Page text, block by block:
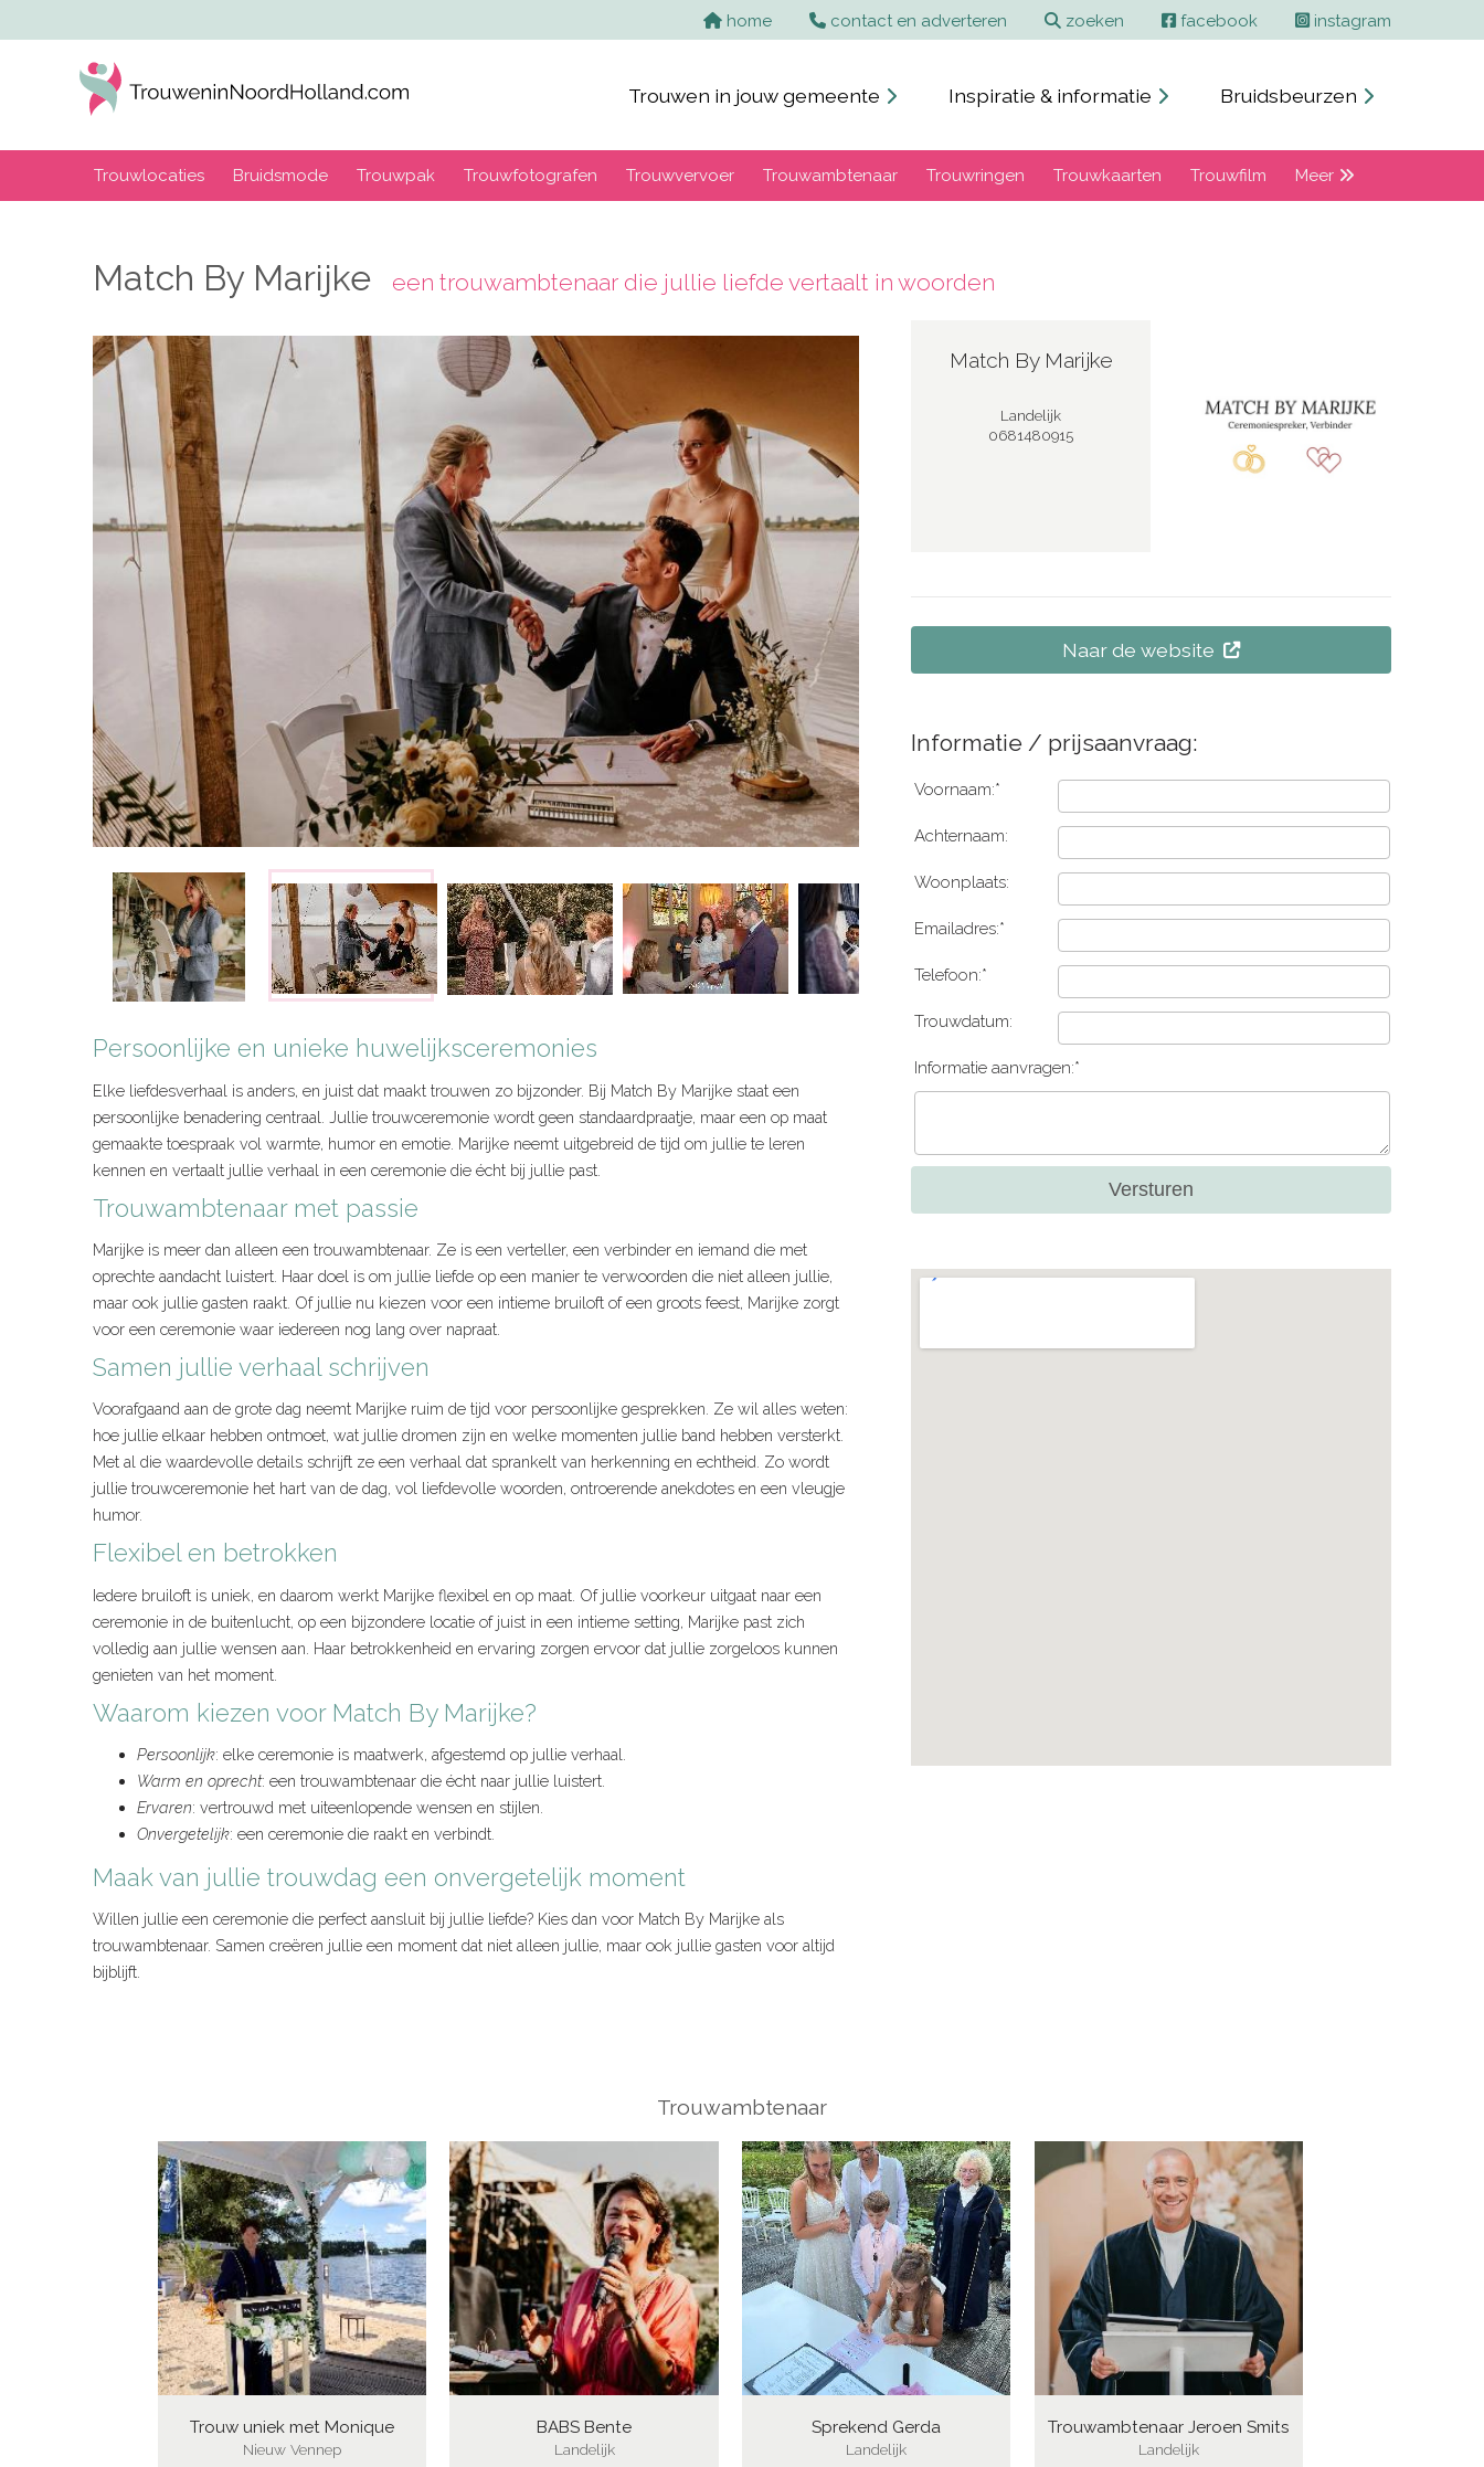
home contact en adverteren zoeken facebook instagram
Trouwen in jouw gemeente Inspiratie & informatie Bruidsbeurzen
Trouwlocaties Bruidsmode Trouwpak Trouwfotografen Trouwvervoer Trouwambtenaar Trouwringen Trouwkaarten Trouwfilm Meer
Match By Marijke een trouwambtenaar die jullie liefde vertaalt in woorden
Persoonlijke en unieke huwelijksceremonies
Elke liefdesverhaal is anders, en juist dat maakt trouwen zo bijzonder. Bij Match By Marijke staat een
persoonlijke benadering centraal. Jullie trouwceremonie wordt geen standaardpraatje, maar een op maat
gemaakte toespraak vol warmte, humor en emotie. Marijke neemt uitgebreid de tijd om jullie te leren
kennen en vertaalt jullie verhaal in een ceremonie die écht bij jullie past.
Trouwambtenaar met passie
Marijke is meer dan alleen een trouwambtenaar. Ze is een verteller, een verbinder en iemand die met
oprechte aandacht luistert. Haar doel is om jullie liefde op een manier te verwoorden die niet alleen jullie,
maar ook jullie gasten raakt. Of jullie nu kiezen voor een intieme bruiloft of een groots feest, Marijke zorgt
voor een ceremonie waar iedereen nog lang over napraat.
Samen jullie verhaal schrijven
Voorafgaand aan de grote dag neemt Marijke ruim de tijd voor persoonlijke gesprekken. Ze wil alles weten:
hoe jullie elkaar hebben ontmoet, wat jullie dromen zijn en welke momenten jullie band hebben versterkt.
Met al die waardevolle details schrijft ze een verhaal dat sprankelt van herkenning en echtheid. Zo wordt
jullie trouwceremonie het hart van de dag, vol liefdevolle woorden, ontroerende anekdotes en een vleugje
humor.
Flexibel en betrokken
Iedere bruiloft is uniek, en daarom werkt Marijke flexibel en op maat. Of jullie voorkeur uitgaat naar een
ceremonie in de buitenlucht, op een bijzondere locatie of juist in een intieme setting, Marijke past zich
volledig aan jullie wensen aan. Haar betrokkenheid en ervaring zorgen ervoor dat jullie zorgeloos kunnen
genieten van het moment.
Waarom kiezen voor Match By Marijke?
Persoonlijk: elke ceremonie is maatwerk, afgestemd op jullie verhaal.
Warm en oprecht: een trouwambtenaar die écht naar jullie luistert.
Ervaren: vertrouwd met uiteenlopende wensen en stijlen.
Onvergetelijk: een ceremonie die raakt en verbindt.
Maak van jullie trouwdag een onvergetelijk moment
Willen jullie een ceremonie die perfect aansluit bij jullie liefde? Kies dan voor Match By Marijke als
trouwambtenaar. Samen creëren jullie een moment dat niet alleen jullie, maar ook jullie gasten voor altijd
bijblijft.
Match By Marijke
Landelijk
0681480915
Naar de website
Informatie / prijsaanvraag:
Voornaam:*
Achternaam:
Woonplaats:
Emailadres:*
Telefoon:*
Trouwdatum:
Informatie aanvragen:*
Trouwambtenaar
Trouw uniek met Monique
Nieuw Vennep
BABS Bente
Landelijk
Sprekend Gerda
Landelijk
Trouwambtenaar Jeroen Smits
Landelijk